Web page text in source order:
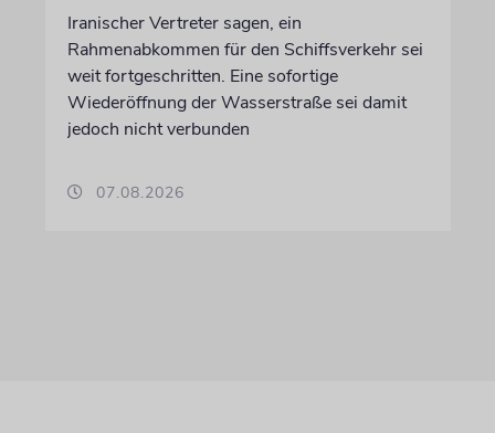
Iranischer Vertreter sagen, ein
Rahmenabkommen für den Schiffsverkehr sei
weit fortgeschritten. Eine sofortige
Wiederöffnung der Wasserstraße sei damit
jedoch nicht verbunden
07.08.2026